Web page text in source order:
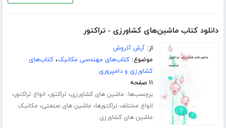
دانلود کتاب ماشین‌های کشاورزی - تراکتور
از:آرش آذروش
موضوع:کتاب‌های مهندسی مکانیک،کتاب‌های
کشاورزی و دامپروری
۱۱ صفحه
برچسب‌ها: ماشین های کشاورزی، تراکتور، انواع تراکتور،
انواع مختلف تراکتورها، ماشین های صنعتی، مکانیک
ماشین های کشاورزی